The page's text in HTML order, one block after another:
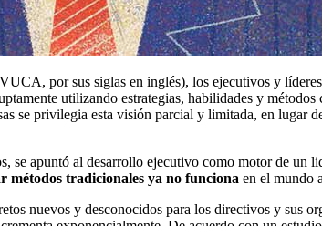
por sus siglas en inglés), los ejecutivos y
utilizando estrategias, habilidades y
se privilegia esta visión parcial y limitada, en lugar
se apuntó al desarrollo ejecutivo como motor de un
métodos tradicionales ya no funciona en el mundo
nuevos y desconocidos para los directivos y sus